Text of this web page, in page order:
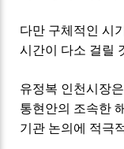
다만 구체적인 시
시간이 다소 걸릴
유정복 인천시장
통현안의 조속한
기관 논의에 적극